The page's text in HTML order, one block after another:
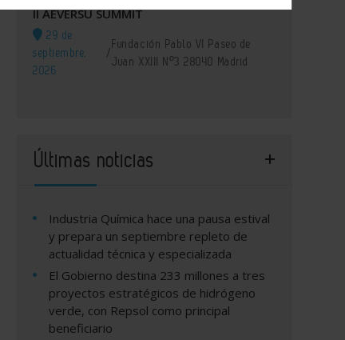
II AEVERSU SUMMIT
29 de
septiembre,
2026
/
Fundación Pablo VI Paseo de
Juan XXIII Nº3 28040 Madrid
Últimas noticias
Industria Química hace una pausa estival
y prepara un septiembre repleto de
actualidad técnica y especializada
El Gobierno destina 233 millones a tres
proyectos estratégicos de hidrógeno
verde, con Repsol como principal
beneficiario